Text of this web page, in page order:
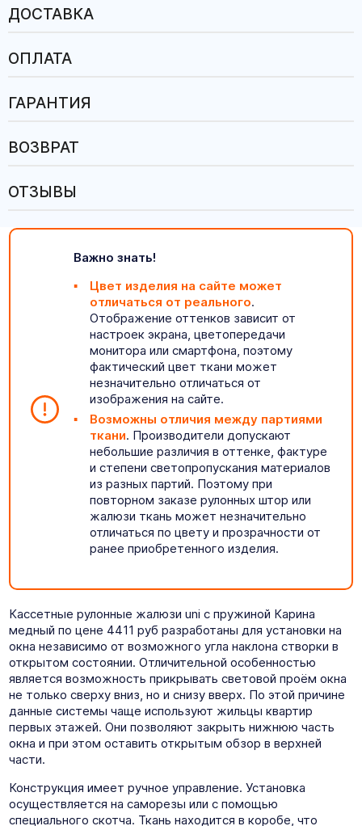
ДОСТАВКА
ОПЛАТА
ГАРАНТИЯ
ВОЗВРАТ
ОТЗЫВЫ
Важно знать!
Цвет изделия на сайте может
отличаться от реального.
Отображение оттенков зависит от
настроек экрана, цветопередачи
монитора или смартфона, поэтому
фактический цвет ткани может
незначительно отличаться от
изображения на сайте.
Возможны отличия между партиями
ткани. Производители допускают
небольшие различия в оттенке, фактуре
и степени светопропускания материалов
из разных партий. Поэтому при
повторном заказе рулонных штор или
жалюзи ткань может незначительно
отличаться по цвету и прозрачности от
ранее приобретенного изделия.
Кассетные рулонные жалюзи uni с пружиной Карина
медный по цене 4411 руб разработаны для установки на
окна независимо от возможного угла наклона створки в
открытом состоянии. Отличительной особенностью
является возможность прикрывать световой проём окна
не только сверху вниз, но и снизу вверх. По этой причине
данные системы чаще используют жильцы квартир
первых этажей. Они позволяют закрыть нижнюю часть
окна и при этом оставить открытым обзор в верхней
части.
Конструкция имеет ручное управление. Установка
осуществляется на саморезы или с помощью
специального скотча. Ткань находится в коробе, что